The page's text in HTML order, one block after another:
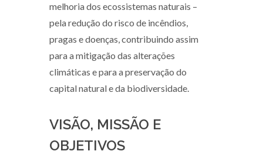
melhoria dos ecossistemas naturais –
pela redução do risco de incêndios,
pragas e doenças, contribuindo assim
para a mitigação das alterações
climáticas e para a preservação do
capital natural e da biodiversidade.
VISÃO, MISSÃO E
OBJETIVOS